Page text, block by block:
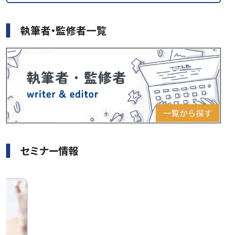
執筆者・監修者一覧
セミナー情報